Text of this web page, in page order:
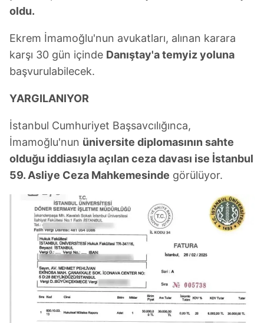
reklam/pazarlama faaliyetlerinin yapılması, amaçlarıyla
sınırlı olarak açık rızanız dahilinde kullanılacaktır.
Çerezlere ilişkin tercihlerinizi aşağıda yer alan panel
vasıtasıyla belirleyebilirsiniz. Çerezlere ilişkin detaylı bilgi
için Ayarlar butonuna tıklayabilir,
6698 sayılı Kişisel Verilerin Korunması Kanunu uyarınca
hazırlanmış Aydınlatma Metnimizi okumak ve sitemizde
ilgili mevzuata uygun olarak kullanılan çerezlerle ilgili bilgi
almak için lütfentıklayınız.
oldu.
Ekrem İmamoğlu'nun avukatları, alınan karara
karşı 30 gün içinde Danıştay'a temyiz yoluna
başvurulabilecek.
YARGILANIYOR
İstanbul Cumhuriyet Başsavcılığınca,
İmamoğlu'nun üniversite diplomasının sahte
olduğu iddiasıyla açılan ceza davası ise İstanbul
59. Asliye Ceza Mahkemesinde görülüyor.